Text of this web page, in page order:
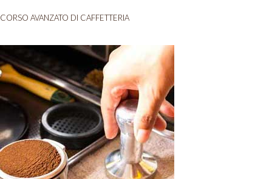
CORSO AVANZATO DI CAFFETTERIA